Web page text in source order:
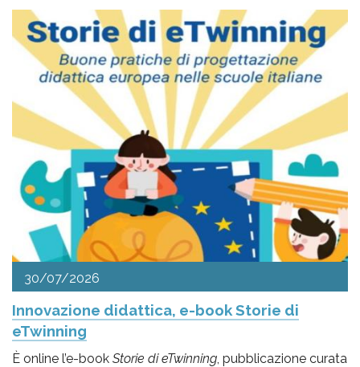
30/07/2026
Innovazione didattica, e-book Storie di
eTwinning
È online l’e-book Storie di eTwinning , pubblicazione curata